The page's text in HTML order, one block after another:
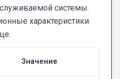
системы.
характеристики
Значение